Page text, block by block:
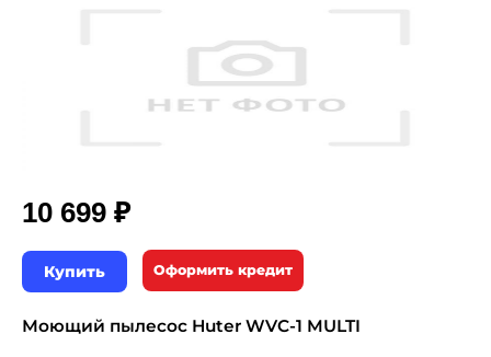
10 699 ₽
Купить Оформить кредит
Моющий пылесос Huter WVC-1 MULTI